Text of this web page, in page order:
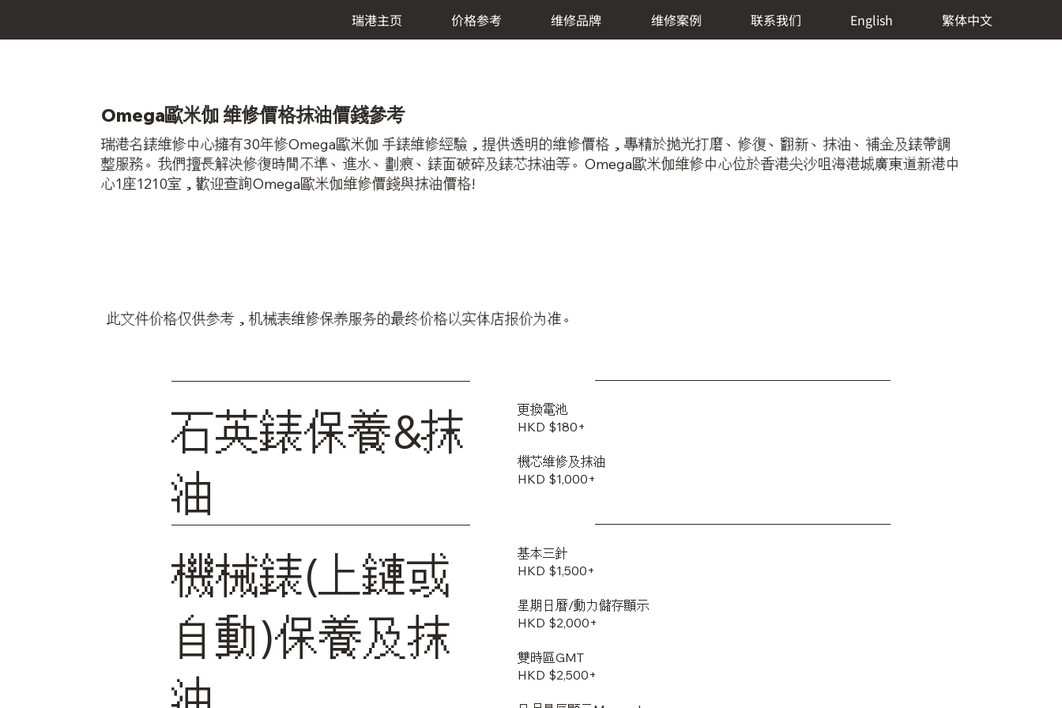
瑞港主页 价格参考 维修品牌 维修案例 联系我们 English 繁体中文
Omega歐米伽 維修價格抹油價錢參考
瑞港名錶維修中心擁有30年修Omega歐米伽 手錶維修經驗，提供透明的維修價格，專精於拋光打磨、修復、翻新、抹油、補金及錶帶調
整服務。我們擅長解決修復時間不準、進水、劃痕、錶面破碎及錶芯抹油等。Omega歐米伽維修中心位於香港尖沙咀海港城廣東道新港中
心1座1210室，歡迎查詢Omega歐米伽維修價錢與抹油價格!
此文件价格仅供参考，机械表维修保养服务的最终价格以实体店报价为准。
石英錶保養&抹
油
更換電池
HKD $180+
機芯維修及抹油
HKD $1,000+
機械錶(上鏈或
自動)保養及抹
基本三針
HKD $1,500+
星期日曆/動力儲存顯示
HKD $2,000+
雙時區GMT
HKD $2,500+